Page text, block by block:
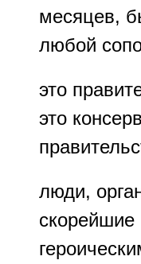
месяцев,
любой
это
это
люди,
скорейшие